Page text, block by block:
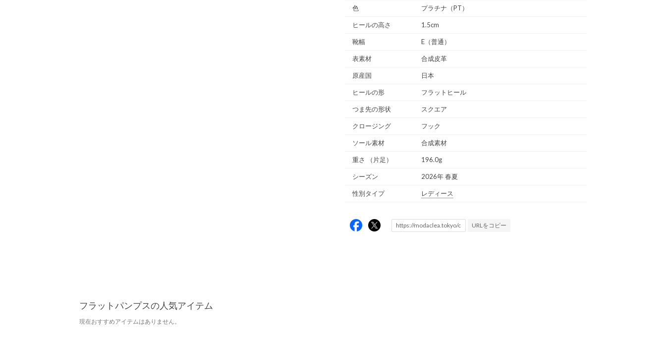
色 プラチナ（PT）
ヒールの高さ 1.5cm
靴幅 E（普通）
表素材 合成皮革
原産国 日本
ヒールの形 フラットヒール
つま先の形状 スクエア
クロージング フック
ソール素材 合成素材
重さ （片足） 196.0g
シーズン 2026年 春夏
性別タイプ レディース
URLをコピー
フラットパンプスの人気アイテム
現在おすすめアイテムはありません。